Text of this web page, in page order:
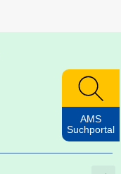
AMS
Suchportal